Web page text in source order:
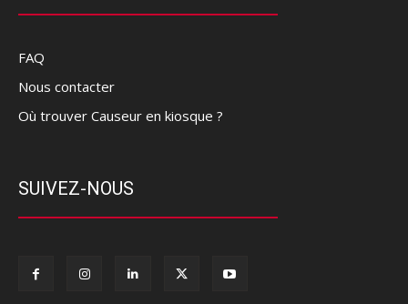
FAQ
Nous contacter
Où trouver Causeur en kiosque ?
SUIVEZ-NOUS